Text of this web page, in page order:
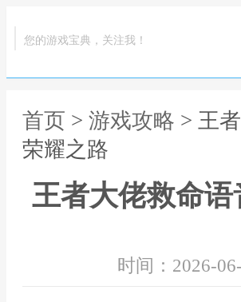
您的游戏宝典，关注我！
首页 > 游戏攻略 > 王
荣耀之路
王者大佬救命
时间：2026-